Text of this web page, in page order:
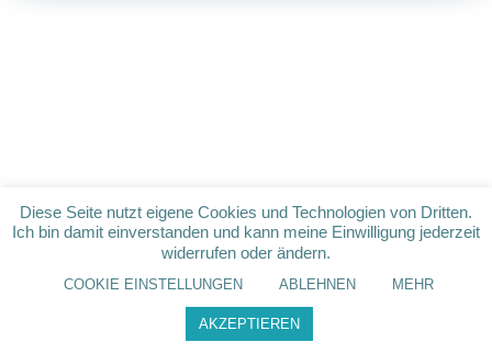
Diese Seite nutzt eigene Cookies und Technologien von Dritten.
Ich bin damit einverstanden und kann meine Einwilligung jederzeit
widerrufen oder ändern.
COOKIE EINSTELLUNGEN ABLEHNEN MEHR
AKZEPTIEREN